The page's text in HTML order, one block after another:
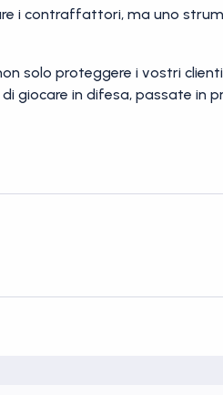
i contraffattori, ma uno
solo proteggere i vostri
giocare in difesa, passate in